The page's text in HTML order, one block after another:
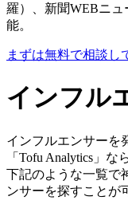
羅）、新聞WEBニ
能。
まずは無料で相談し
インフル
インフルエンサーを
「Tofu Analytics」な
下記のような一覧で
ンサーを探すことが